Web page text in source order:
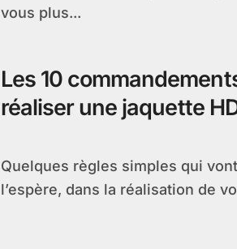
vous plus...
Les 10
réaliser une jaquette
Quelques règles simples qui vont aideront, je
l’espère, dans la réalisation de